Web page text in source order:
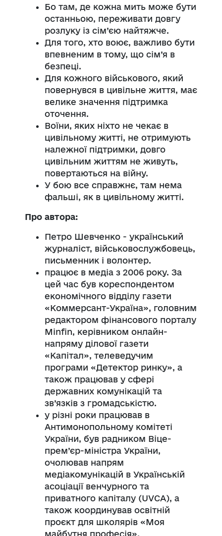
Бо там, де кожна мить може бути
останньою, переживати довгу
розлуку із сім’єю найтяжче.
Для того, хто воює, важливо бути
впевненим в тому, що сім’я в
безпеці.
Для кожного військового, який
повернувся в цивільне життя, має
велике значення підтримка
оточення.
Воїни, яких ніхто не чекає в
цивільному житті, не отримують
належної підтримки, довго
цивільним життям не живуть,
повертаються на війну.
У бою все справжнє, там нема
фальші, як в цивільному житті.
Про автора:
Петро Шевченко - український
журналіст, військовослужбовець,
письменник і волонтер.
працює в медіа з 2006 року. За
цей час був кореспондентом
економічного відділу газети
«Коммерсант-Україна», головним
редактором фінансового порталу
Minfin, керівником онлайн-
напряму ділової газети
«Капітал», телеведучим
програми «Детектор ринку», а
також працював у сфері
державних комунікацій та
зв’язків з громадськістю.
у різні роки працював в
Антимонопольному комітеті
України, був радником Віце-
прем’єр-міністра України,
очолював напрям
медіакомунікацій в Українській
асоціації венчурного та
приватного капіталу (UVCA), а
також координував освітній
проєкт для школярів «Моя
майбутня професія».